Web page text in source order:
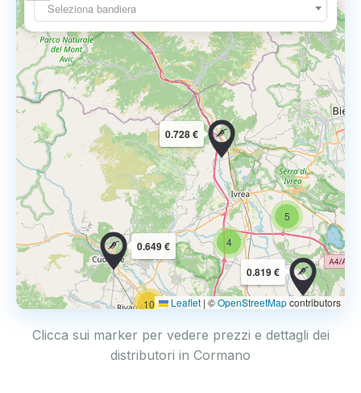
Seleziona bandiera
10
4
5
0.819 €
0.649 €
0.728 €
Leaflet | ©OpenStreetMapcontributors
Clicca sui marker per vedere prezzi e dettagli dei
distributori in Cormano